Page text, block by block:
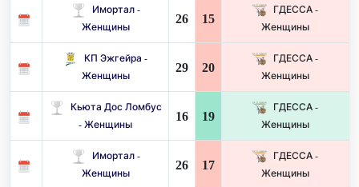
Имортал -
Женщины
26 15
ГДЕССА -
Женщины
КП Эжгейра -
Женщины
29 20
ГДЕССА -
Женщины
Кьюта Дос Ломбус
- Женщины
16 19
ГДЕССА -
Женщины
Имортал -
Женщины
26 17
ГДЕССА -
Женщины